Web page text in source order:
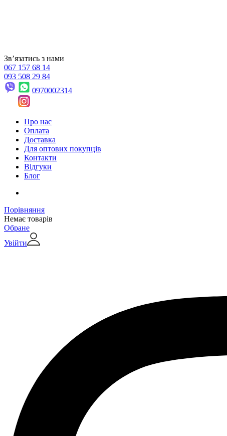
Звʼязатись з нами
067 157 68 14
093 508 29 84
0970002314
Про нас
Оплата
Доставка
Для оптових покупців
Контакти
Відгуки
Блог
Порівняння
Немає товарів
Обране
Увійти